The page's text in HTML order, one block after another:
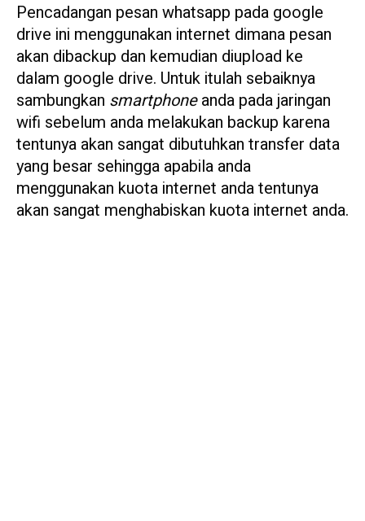
Pencadangan pesan whatsapp pada google
drive ini menggunakan internet dimana pesan
akan dibackup dan kemudian diupload ke
dalam google drive. Untuk itulah sebaiknya
sambungkan smartphoneanda pada jaringan
wifi sebelum anda melakukan backup karena
tentunya akan sangat dibutuhkan transfer data
yang besar sehingga apabila anda
menggunakan kuota internet anda tentunya
akan sangat menghabiskan kuota internet anda.